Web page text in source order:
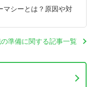
マシーとは？原因や対
準備に関する記事一覧